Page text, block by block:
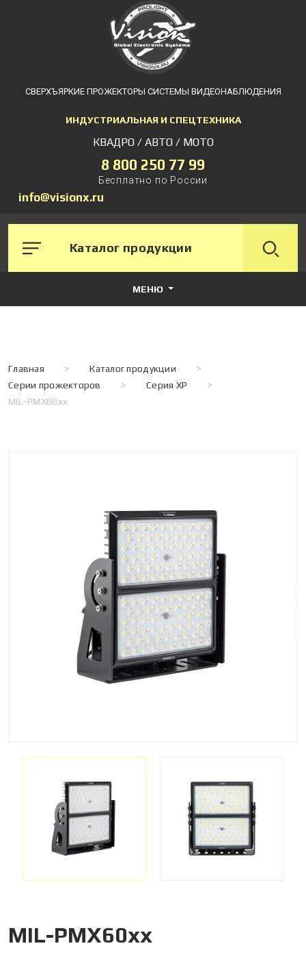
СВЕРХЪЯРКИЕ ПРОЖЕКТОРЫ СИСТЕМЫ ВИДЕОНАБЛЮДЕНИЯ
ИНДУСТРИАЛЬНАЯ И СПЕЦТЕХНИКА
КВАДРО / АВТО / МОТО
8 800 250 77 99
Бесплатно по России
info@visionx.ru
Каталог продукции
МЕНЮ
Главная > Каталог продукции
>
Серии прожекторов
> Серия XP
>
MIL-PMX60xx
MIL-PMX60xx